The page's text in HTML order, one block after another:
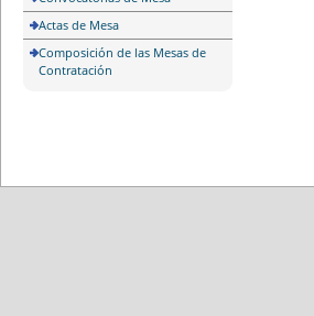
Actas de Mesa
Composición de las Mesas de
Contratación